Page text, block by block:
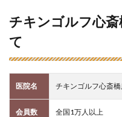
チキンゴルフ心
て
医院名 チキンゴルフ心斎
会員数 全国1万人以上